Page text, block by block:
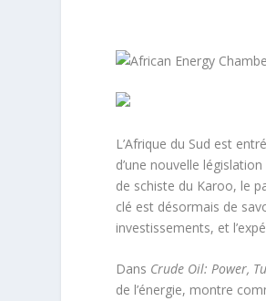
L’Afrique du Sud est
d’une nouvelle
de schiste du Karoo, le
clé est désormais de
investissements, et
Dans Crude Oil: Power,
de l’énergie, montre